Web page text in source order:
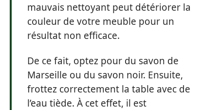
mauvais nettoyant peut détériorer la
couleur de votre meuble pour un
résultat non efficace.
De ce fait, optez pour du savon de
Marseille ou du savon noir. Ensuite,
frottez correctement la table avec de
l’eau tiède. À cet effet, il est